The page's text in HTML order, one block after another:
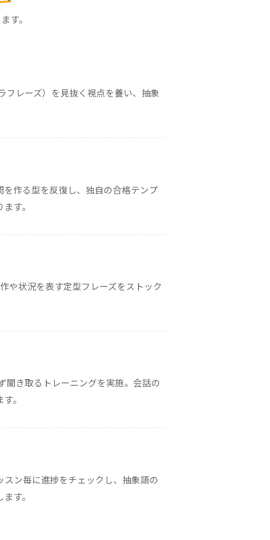
す。
フレーズ）を見抜く視点を養い、抽象
作る型を反復し、独自の合格テンプ
す。
や状況を表す定型フレーズをストック
聞き取るトレーニングを実施。会話の
。
ン毎に進捗をチェックし、抽象語の
す。